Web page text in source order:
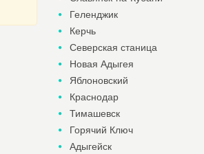
Геленджик
Керчь
Северская станица
Новая Адыгея
Яблоновский
Краснодар
Тимашевск
Горячий Ключ
Адыгейск